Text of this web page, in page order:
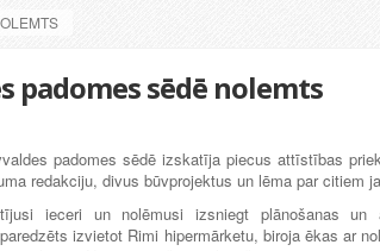
padomes sēdē nolemts
padomes sēdē izskatīja piecus attīstības
redakciju, divus būvprojektus un lēma par citiem
ieceri un nolēmusi izsniegt plānošanas un
izvietot Rimi hipermārketu, biroja ēkas ar